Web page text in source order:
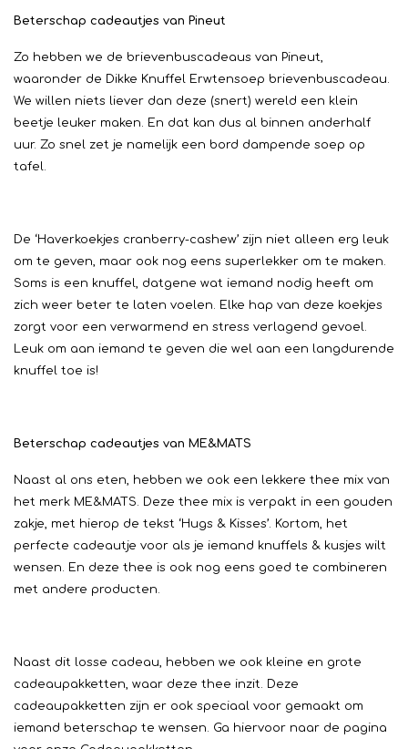
Beterschap cadeautjes van Pineut
Zo hebben we de brievenbuscadeaus van Pineut,
waaronder de Dikke Knuffel Erwtensoep brievenbuscadeau.
We willen niets liever dan deze (snert) wereld een klein
beetje leuker maken. En dat kan dus al binnen anderhalf
uur. Zo snel zet je namelijk een bord dampende soep op
tafel.
De ‘Haverkoekjes cranberry-cashew’ zijn niet alleen erg leuk
om te geven, maar ook nog eens superlekker om te maken.
Soms is een knuffel, datgene wat iemand nodig heeft om
zich weer beter te laten voelen. Elke hap van deze koekjes
zorgt voor een verwarmend en stress verlagend gevoel.
Leuk om aan iemand te geven die wel aan een langdurende
knuffel toe is!
Beterschap cadeautjes van ME&MATS
Naast al ons eten, hebben we ook een lekkere thee mix van
het merk ME&MATS. Deze thee mix is verpakt in een gouden
zakje, met hierop de tekst ‘Hugs & Kisses’. Kortom, het
perfecte cadeautje voor als je iemand knuffels & kusjes wilt
wensen. En deze thee is ook nog eens goed te combineren
met andere producten.
Naast dit losse cadeau, hebben we ook kleine en grote
cadeaupakketten, waar deze thee inzit. Deze
cadeaupakketten zijn er ook speciaal voor gemaakt om
iemand beterschap te wensen. Ga hiervoor naar de pagina